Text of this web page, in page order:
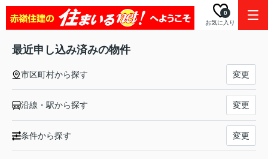
お気に入り
0
最近申し込み済みの物件
市区町村から探す 変更
沿線・駅から探す 変更
条件から探す 変更